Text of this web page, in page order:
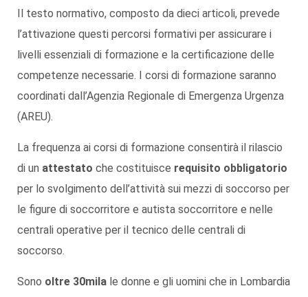
Il testo normativo, composto da dieci articoli, prevede
l’attivazione questi percorsi formativi per assicurare i
livelli essenziali di formazione e la certificazione delle
competenze necessarie. I corsi di formazione saranno
coordinati dall’Agenzia Regionale di Emergenza Urgenza
(AREU).
La frequenza ai corsi di formazione consentirà il rilascio
di un attestato che costituisce requisito obbligatorio
per lo svolgimento dell’attività sui mezzi di soccorso per
le figure di soccorritore e autista soccorritore e nelle
centrali operative per il tecnico delle centrali di
soccorso.
Sono oltre 30mila le donne e gli uomini che in Lombardia